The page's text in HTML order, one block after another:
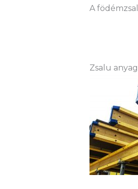
A
Zsalu